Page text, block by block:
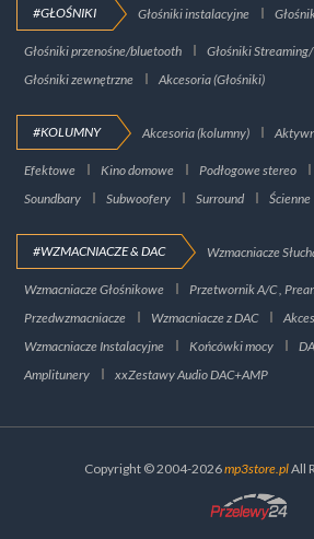
#GŁOŚNIKI Głośniki instalacyjne
Głośniki przenośne/bluetooth
Głośniki
Głośniki zewnętrzne
Akcesoria (Głośniki)
#KOLUMNY Akcesoria (kolumny)
Efektowe Kino domowe Podłogowe stereo
Soundbary
Subwoofery Surround Ścienne
#WZMACNIACZE & DAC Wzmacniacze
Wzmacniacze Głośnikowe
Przetwornik A/C ,
Przedwzmacniacze
Wzmacniacze z DAC
Wzmacniacze Instalacyjne
Końcówki mocy
Amplitunery
xxZestawy Audio DAC+AMP
Copyright © 2004-2026mp3store.plAll